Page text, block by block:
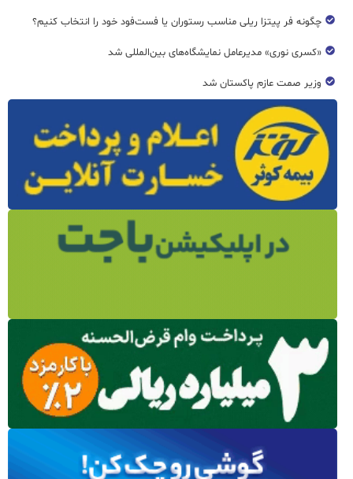
چگونه فر پیتزا ریلی مناسب رستوران یا فست‌فود خود را انتخاب کنیم؟
«کسری نوری» مدیرعامل نمایشگاه‌های بین‌المللی شد
وزیر صمت عازم پاکستان شد